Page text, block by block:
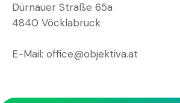
Dürnauer Straße 65a
4840 Vöcklabruck
E-Mail: office@objektiva.at